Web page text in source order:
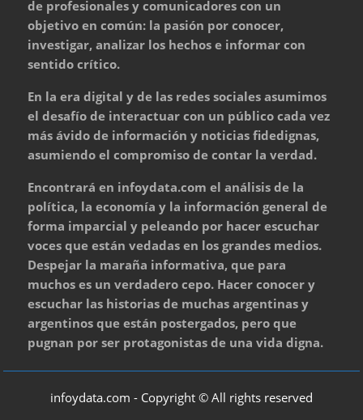
de profesionales y comunicadores con un
objetivo en común: la pasión por conocer,
investigar, analizar los hechos e informar con
sentido crítico.
En la era digital y de las redes sociales asumimos
el desafío de interactuar con un público cada vez
más ávido de información y noticias fidedignas,
asumiendo el compromiso de contar la verdad.
Encontrará en infoydata.com el análisis de la
política, la economía y la información general de
forma imparcial y peleando por hacer escuchar
voces que están vedadas en los grandes medios.
Despejar la maraña informativa, que para
muchos es un verdadero cepo. Hacer conocer y
escuchar las historias de muchas argentinas y
argentinos que están postergados, pero que
pugnan por ser protagonistas de una vida digna.
infoydata.com - Copyright © All rights reserved